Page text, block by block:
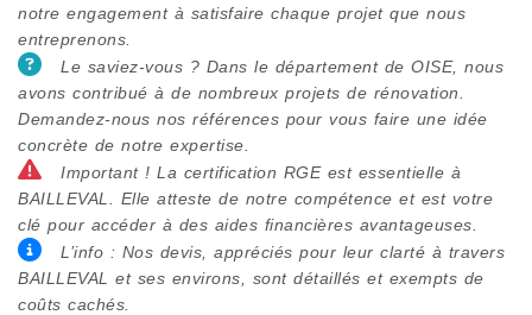
notre engagement à satisfaire chaque projet que nous
entreprenons.
Le saviez-vous ? Dans le département de OISE, nous
avons contribué à de nombreux projets de rénovation.
Demandez-nous nos références pour vous faire une idée
concrète de notre expertise.
Important ! La certification RGE est essentielle à
BAILLEVAL. Elle atteste de notre compétence et est votre
clé pour accéder à des aides financières avantageuses.
L’info : Nos devis, appréciés pour leur clarté à travers
BAILLEVAL et ses environs, sont détaillés et exempts de
coûts cachés.